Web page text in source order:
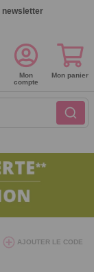
newsletter
Mon
compte
Mon panier
AJOUTER LE CODE